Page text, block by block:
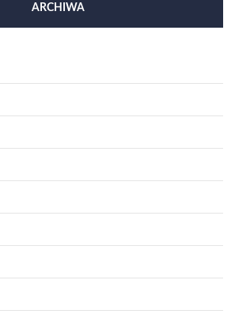
ARCHIWA